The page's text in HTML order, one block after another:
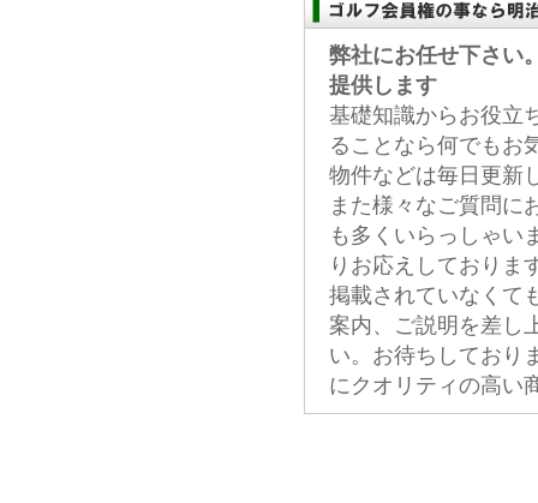
弊社にお任せ下さい
提供します
基礎知識からお役立
ることなら何でもお
物件などは毎日更新
また様々なご質問に
も多くいらっしゃい
りお応えしておりま
掲載されていなくて
案内、ご説明を差し
い。お待ちしており
にクオリティの高い